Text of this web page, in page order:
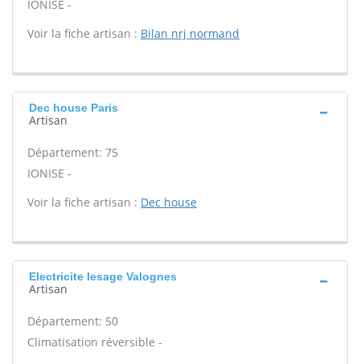
IONISE -
Voir la fiche artisan : Bilan nrj normand
Dec house Paris
Artisan
Département: 75
IONISE -
Voir la fiche artisan : Dec house
Electricite lesage Valognes
Artisan
Département: 50
Climatisation réversible -